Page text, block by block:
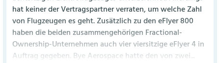
hat keiner der Vertragspartner verraten, um welche Zahl
von Flugzeugen es geht. Zusätzlich zu den eFlyer 800
haben die beiden zusammengehörigen Fractional-
Ownership-Unternehmen auch vier viersitzige eFlyer 4 in
Auftrag gegeben. Bye Aerospace hatte den von zwei...